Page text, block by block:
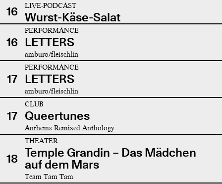
16 LIVE-PODCAST
Wurst-Käse-Salat
16
PERFORMANCE
LETTERS
amburo/fleischlin
17
PERFORMANCE
LETTERS
amburo/fleischlin
17
CLUB
Queertunes
Anthems Remixed Anthology
18
THEATER
Temple Grandin – Das Mädchen
auf dem Mars
Team Tam Tam